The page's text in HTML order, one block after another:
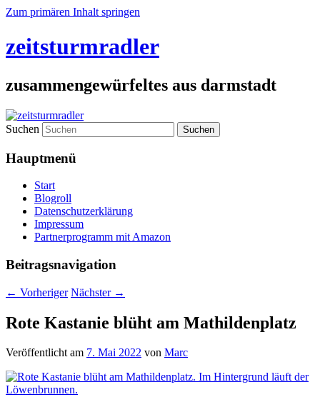
Zum primären Inhalt springen
zeitsturmradler
zusammengewürfeltes aus darmstadt
Suchen
Hauptmenü
Start
Blogroll
Datenschutzerklärung
Impressum
Partnerprogramm mit Amazon
Beitragsnavigation
← Vorheriger Nächster →
Rote Kastanie blüht am Mathildenplatz
Veröffentlicht am 7. Mai 2022 von Marc